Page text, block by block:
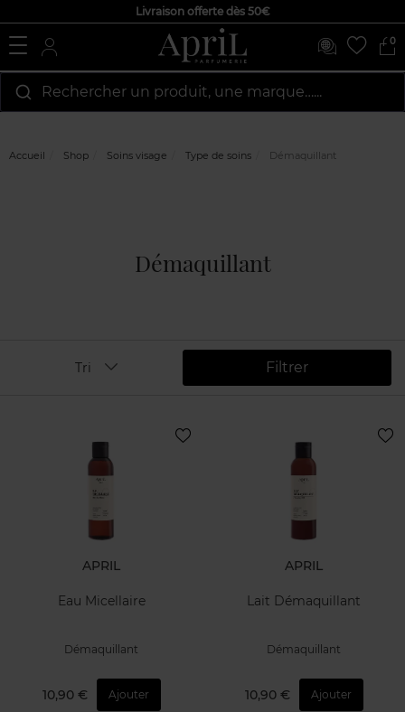
Livraison offerte dès 50€
0
Rechercher un produit, une marque…...
Accueil Shop Soins visage Type de soins Démaquillant
Démaquillant
Filtrer
Tri
APRIL
Eau Micellaire
Démaquillant
10,90 € Ajouter
APRIL
Lait Démaquillant
Démaquillant
10,90 € Ajouter